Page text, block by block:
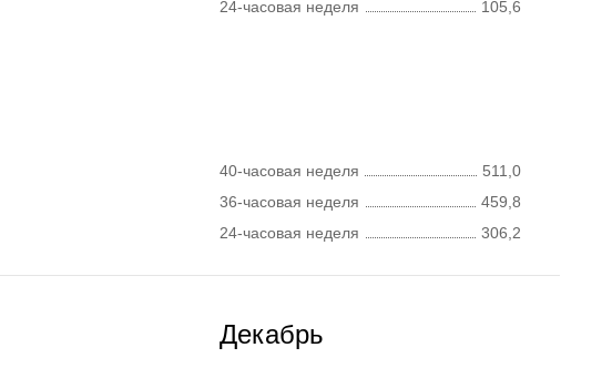
24-часовая неделя
105,6
40-часовая неделя
511,0
36-часовая неделя
459,8
24-часовая неделя
306,2
Декабрь